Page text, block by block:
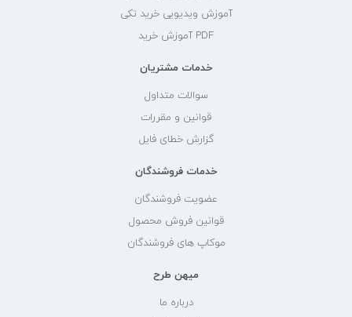
آموزش ویدیویی خرید تکی
PDF آموزش خرید
خدمات مشتریان
سوالات متداول
قوانین و مقررات
گزارش خطای فایل
خدمات فروشندگان
عضویت فروشندگان
قوانین فروش محصول
موکاپ های فروشندگان
میهن طرح
درباره ما